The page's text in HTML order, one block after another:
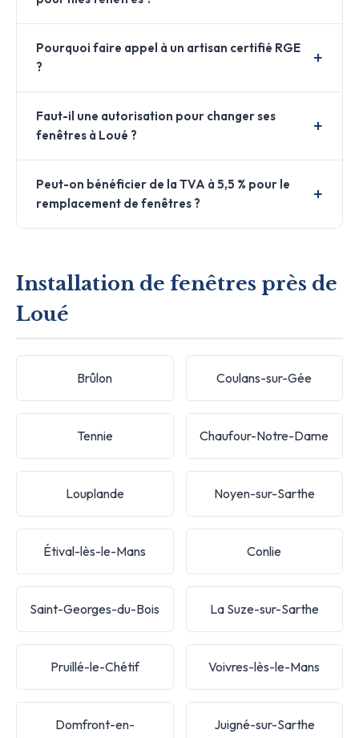
Pourquoi faire appel à un artisan certifié RGE
?
Faut-il une autorisation pour changer ses
fenêtres à Loué ?
Peut-on bénéficier de la TVA à 5,5 % pour le
remplacement de fenêtres ?
Installation de fenêtres près de
Loué
Brûlon Coulans-sur-Gée
Tennie Chaufour-Notre-Dame
Louplande Noyen-sur-Sarthe
Étival-lès-le-Mans Conlie
Saint-Georges-du-Bois La Suze-sur-Sarthe
Pruillé-le-Chétif Voivres-lès-le-Mans
Domfront-en-
Juigné-sur-Sarthe